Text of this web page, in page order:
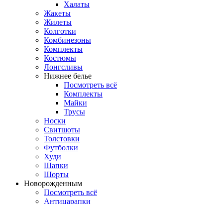
Халаты
Жакеты
Жилеты
Колготки
Комбинезоны
Комплекты
Костюмы
Лонгсливы
Нижнее белье
Посмотреть всё
Комплекты
Майки
Трусы
Носки
Свитшоты
Толстовки
Футболки
Худи
Шапки
Шорты
Новорожденным
Посмотреть всё
Антицарапки